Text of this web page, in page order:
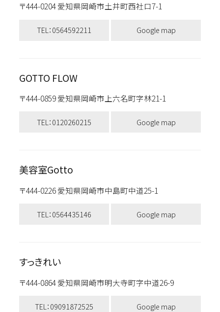
〒444-0204 愛知県岡崎市土井町西社口7-1
TEL：0564592211 Google map
GOTTO FLOW
〒444-0859 愛知県岡崎市上六名町字林21-1
TEL：0120260215 Google map
美容室Gotto
〒444-0226 愛知県岡崎市中島町中道25-1
TEL：0564435146 Google map
すっきれい
〒444-0864 愛知県岡崎市明大寺町字中道26-9
TEL：09091872525 Google map